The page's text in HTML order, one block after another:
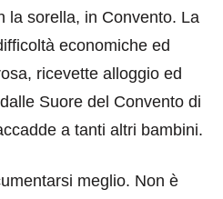
la sorella, in Convento. La
economiche ed
ricevette alloggio ed
Suore del Convento di
a tanti altri bambini.
meglio. Non è